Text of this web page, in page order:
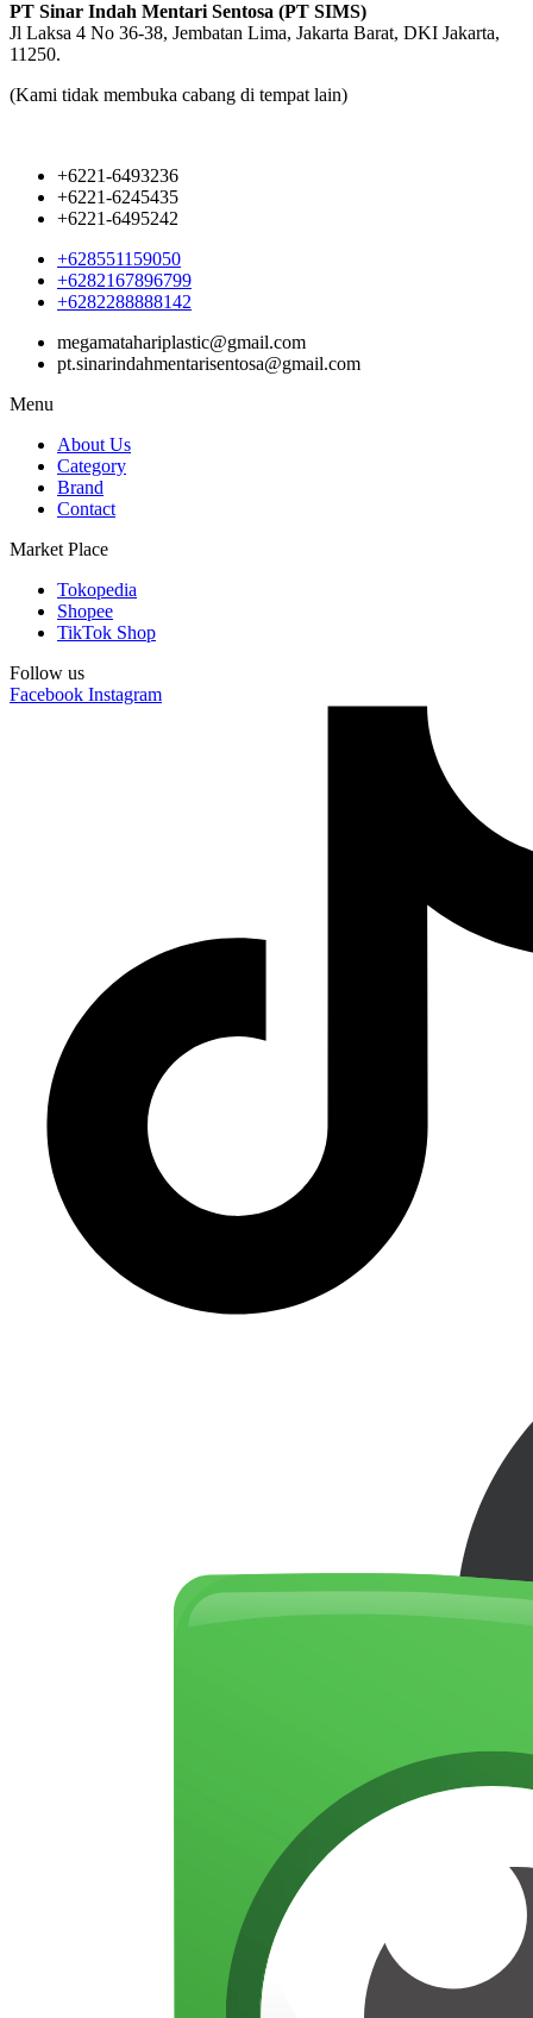
PT Sinar Indah Mentari Sentosa (PT SIMS)
Jl Laksa 4 No 36-38, Jembatan Lima, Jakarta Barat, DKI Jakarta,
11250.
(Kami tidak membuka cabang di tempat lain)
+6221-6493236
+6221-6245435
+6221-6495242
+628551159050
+6282167896799
+6282288888142
megamatahariplastic@gmail.com
pt.sinarindahmentarisentosa@gmail.com
Menu
About Us
Category
Brand
Contact
Market Place
Tokopedia
Shopee
TikTok Shop
Follow us
Facebook Instagram